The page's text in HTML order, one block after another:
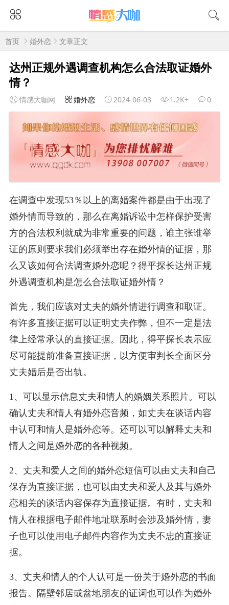
首页 婚外恋 文章正文
达州正规外遇调查机构怎么合法取证婚外
情？
情感大咖网 婚外恋 2024-06-03 1.2K+ 0
在调查中发现53％以上的离婚案件都是由于出现了
婚外情而导致的，那么在离婚诉讼中怎样保护受害
方的合法权利就成为非常重要的问题，谁主张谁举
证的原则要求我们必须举出存在婚外情的证据，那
么又该如何合法调查婚外恋呢？得平探长达州正规
外遇调查机构是怎么合法取证婚外情？
首先，我们应该对丈夫的婚外情进行调查和取证。
有许多直接证据可以证明丈夫作弊，但不一定是法
律上经常承认的直接证据。因此，得平探长表示应
尽可能提前准备直接证据，以方便审判长全面区分
丈夫婚后是否出轨。
1、可以显示信息丈夫和情人的婚姻关系照片。可以
确认丈夫和情人有婚外恋音频，如丈夫在谈话内容
中认可和情人是婚外恋等。还可以可以解释丈夫和
情人之间是婚外恋的各种视频。
2、丈夫和爱人之间的婚外恋短信可以由丈夫和自己
保存为直接证据，也可以由丈夫和爱人及其与婚外
恋相关的谈话内容保存为直接证据。有时，丈夫和
情人在根据电子邮件地址联系时会涉及婚外情，妻
子也可以使用电子邮件内容作为丈夫不忠的直接证
据。
3、丈夫和情人的个人认可是一份关于婚外恋的书面
报告。隔壁邻居或盆地朋友的证词也可以作为婚外